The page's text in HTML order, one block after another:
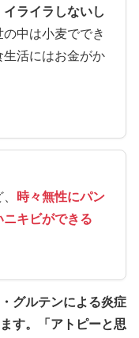
ライラしないし
の中は小麦ででき
活にはお金がか
時々無性にパン
キビができる
グルテンによる炎症
す。「アトピーと思